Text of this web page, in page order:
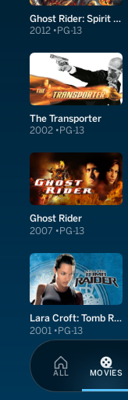
ALL MOVIES
Ghost Rider: Spirit of Vengeance
2012 PG-13
The Transporter
2002 PG-13
Ghost Rider
2007 PG-13
Lara Croft: Tomb Raider
2001 PG-13